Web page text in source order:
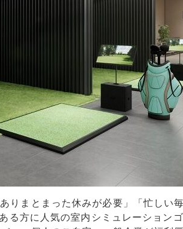
りまとまった休みが必要」「忙しい
る方に人気の室内シミュレーション